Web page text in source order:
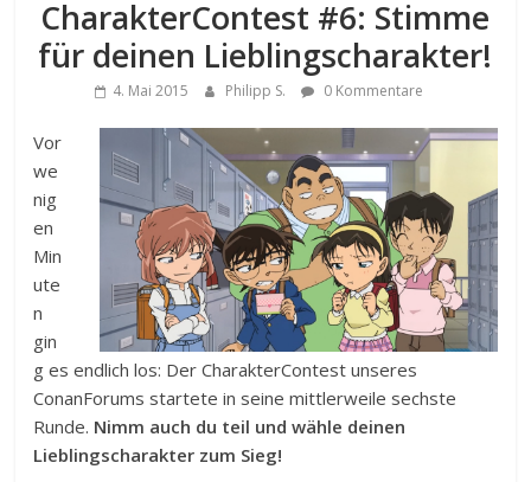
CharakterContest #6: Stimme
für deinen Lieblingscharakter!
4. Mai 2015 Philipp S. 0 Kommentare
Vor
we
nig
en
Min
ute
n
gin
g es endlich los: Der CharakterContest unseres
ConanForums startete in seine mittlerweile sechste
Runde. Nimm auch du teil und wähle deinen
Lieblingscharakter zum Sieg!